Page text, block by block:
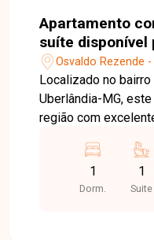
Apartamento
suíte disponível
Osvaldo
Osvaldo Rezende
Localizado no
Uberlândia-MG,
região com
supermercados,
e diversos
praticidade e qualidade de
1
Dorm.
1
Suite